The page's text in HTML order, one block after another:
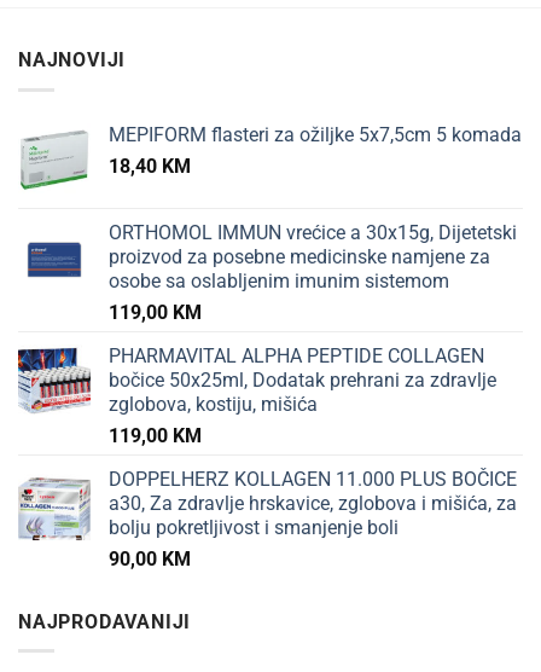
NAJNOVIJI
MEPIFORM flasteri za ožiljke 5x7,5cm 5 komada
18,40 KM
ORTHOMOL IMMUN vrećice a 30x15g, Dijetetski
proizvod za posebne medicinske namjene za
osobe sa oslabljenim imunim sistemom
119,00 KM
PHARMAVITAL ALPHA PEPTIDE COLLAGEN
bočice 50x25ml, Dodatak prehrani za zdravlje
zglobova, kostiju, mišića
119,00 KM
DOPPELHERZ KOLLAGEN 11.000 PLUS BOČICE
a30, Za zdravlje hrskavice, zglobova i mišića, za
bolju pokretljivost i smanjenje boli
90,00 KM
NAJPRODAVANIJI